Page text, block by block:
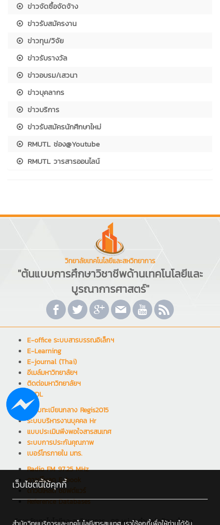
ข่าวจัดซื้อจัดจ้าง
ข่าวรับสมัครงาน
ข่าวทุน/วิจัย
ข่าวรับรางวัล
ข่าวอบรม/เสวนา
ข่าวบุคลากร
ข่าวบริการ
ข่าวรับสมัครนักศึกษาใหม่
RMUTL ช่อง@Youtube
RMUTL วารสารออนไลน์
วิทยาลัยเทคโนโลยีและสหวิทยาการ
"ต้นแบบการศึกษาวิชาชีพด้านเทคโนโลยีและ
บูรณาการศาสตร์"
E-office ระบบสารบรรณอิเล็กฯ
E-Learning
E-journal (Thai)
อีเมล์มหาวิทยาลัยฯ
ติดต่อมหาวิทยาลัยฯ
RCDL
ระบบทะเบียนกลาง Regis2015
ระบบบริหารงานบุคคล Hr
แบบประเมินพึงพอใจสารสนเทศ
ระบบการประกันคุณภาพ
เบอร์โทรภายใน มทร.
Radio FM 97.25 MHz
ดาวน์โหลด E-book
ดาวน์โหลด ซอฟต์แวร์
Reference Databases
วิทยาลัยเทคโนโลยีและสหวิทยาการ : 98 หมู่ 8 ตำบลป่าป้อง อำเภอ
เว็บไซต์นี้ใช้คุกกี้